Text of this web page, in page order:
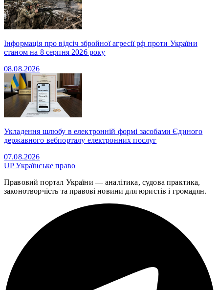
Інформація про відсіч збройної агресії рф проти України
станом на 8 серпня 2026 року
08.08.2026
Укладення шлюбу в електронній формі засобами Єдиного
державного вебпорталу електронних послуг
07.08.2026
UPУкраїнське право
Правовий портал України — аналітика, судова практика,
законотворчість та правові новини для юристів і громадян.